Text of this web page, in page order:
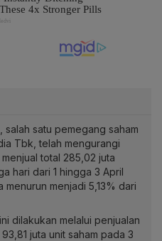
satu pemegang saham
Tbk, telah mengurangi
total 285,02 juta
hari dari 1 hingga 3 April
menjadi 5,13% dari
dilakukan melalui penjualan
juta unit saham pada 3